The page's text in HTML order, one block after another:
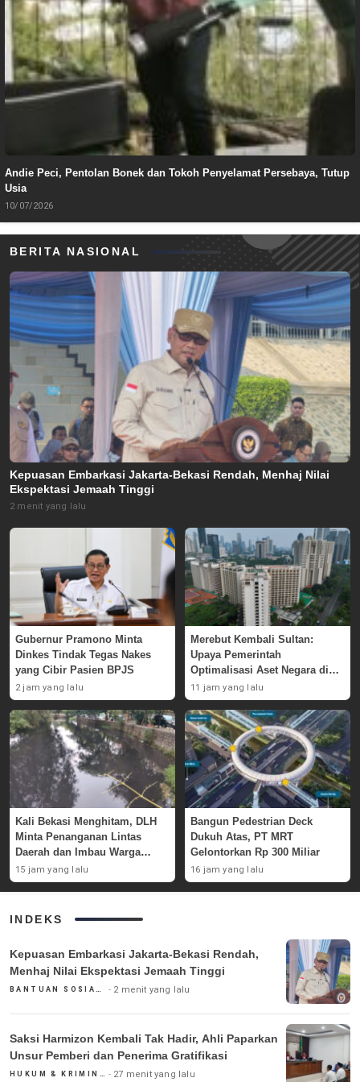
Andie Peci, Pentolan Bonek dan Tokoh Penyelamat Persebaya, Tutup
Usia
10/07/2026
BERITA NASIONAL
Kepuasan Embarkasi Jakarta-Bekasi Rendah, Menhaj Nilai
Ekspektasi Jemaah Tinggi
2 menit yang lalu
Gubernur Pramono Minta
Dinkes Tindak Tegas Nakes
yang Cibir Pasien BPJS
2 jam yang lalu
Merebut Kembali Sultan:
Upaya Pemerintah
Optimalisasi Aset Negara di
GBK
11 jam yang lalu
Kali Bekasi Menghitam, DLH
Minta Penanganan Lintas
Daerah dan Imbau Warga
Waspada
15 jam yang lalu
Bangun Pedestrian Deck
Dukuh Atas, PT MRT
Gelontorkan Rp 300 Miliar
16 jam yang lalu
INDEKS
Kepuasan Embarkasi Jakarta-Bekasi Rendah,
Menhaj Nilai Ekspektasi Jemaah Tinggi
BANTUAN SOSIAL & PEMERINTAH 2 menit yang lalu
Saksi Harmizon Kembali Tak Hadir, Ahli Paparkan
Unsur Pemberi dan Penerima Gratifikasi
HUKUM & KRIMINAL 27 menit yang lalu